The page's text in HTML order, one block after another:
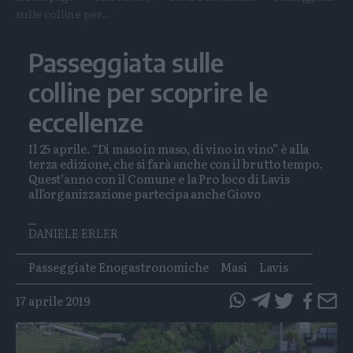
sulle colline per...
Passeggiata sulle
colline per scoprire le
eccellenze
Il 25 aprile. “Di maso in maso, di vino in vino” è alla
terza edizione, che si farà anche con il brutto tempo.
Quest’anno con il Comune e la Pro loco di Lavis
all’organizzazione partecipa anche Giovo
DANIELE ERLER
Tags
Passeggiate Enogastronomiche Masi
Lavis
17 aprile 2019
questo
articolo
questo
articolo